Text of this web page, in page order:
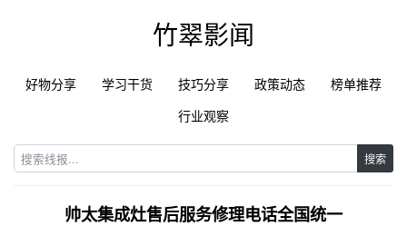
竹翠影闻
好物分享 学习干货 技巧分享 政策动态
榜单推荐
行业观察
搜索
帅太集成灶售后服务修理电话全国统一